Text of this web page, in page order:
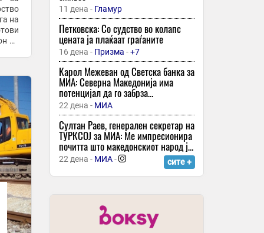
во
предупредување – „Војната не дава
резултати“
19 минути -Во Центар
Историската правда не познава
политички рокови
19 минути -Нова Македонија
Интер Мајами откри каква би можела
да биде идната улога на Меси во
клубот
19 минути -Вечер
„Commerzbank“ со раст на профитот
од 94 отсто, почнува ново
откупување акции за 1,2 милијарди
евра
19 минути -Денар
вмро дпмне до сдсм : седум квартали
со раст над 3%
11 дена - Гламур
Петковска: Со судство во колапс
цената ја плаќаат граѓаните
16 дена - Призма -+7
Карол Межеван од Светска банка за
МИА: Северна Македонија има
потенцијал да го забрза
економскиот раст, потребни се
структурни реформи
22 дена - МИА
Султан Раев, генерален секретар на
ТУРКСОЈ за МИА: Ме импресионира
почитта што македонскиот народ ја
покажува кон својата историја
22 дена - МИА - сите +